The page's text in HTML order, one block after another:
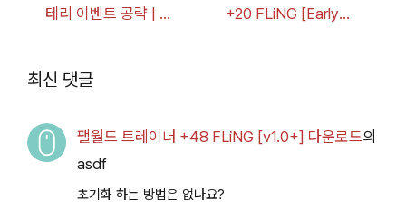
테리 이벤트 공략 | 블
+20 FLiNG [Early
최신 댓글
팰월드 트레이너 +48 FLiNG [v1.0+] 다운로드의
asdf
초기화 하는 방법은 없나요?